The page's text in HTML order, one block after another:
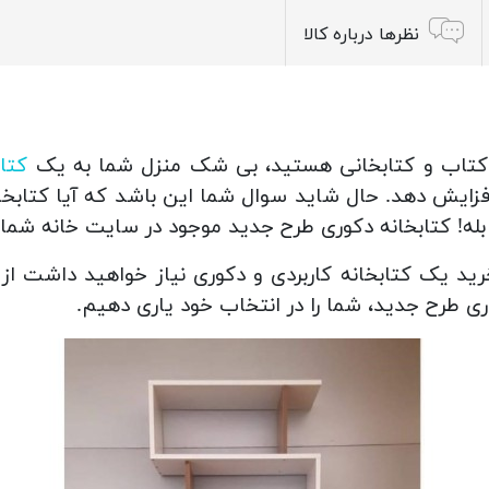
نظرها درباره کالا
کتاب و کتابخانی هستید، بی شک منزل شما به یک
افزایش دهد. حال شاید سوال شما این باشد که آیا
کتابخانه دکوری طرح جدید موجود در سایت خانه
یک کتابخانه کاربردی و دکوری نیاز خواهید داشت
طرح جدید، شما را در انتخاب خود یاری دهیم.